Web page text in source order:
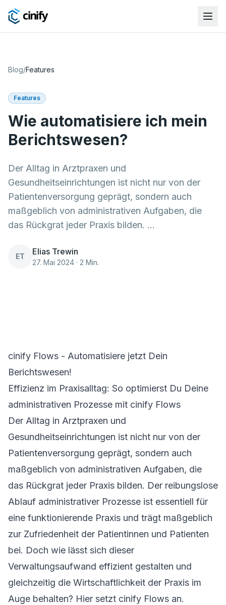
Blog/Features
Features
Wie automatisiere ich mein
Berichtswesen?
Der Alltag in Arztpraxen und
Gesundheitseinrichtungen ist nicht nur von der
Patientenversorgung geprägt, sondern auch
maßgeblich von administrativen Aufgaben, die
das Rückgrat jeder Praxis bilden. ...
ET Elias Trewin
27. Mai 2024 · 2 Min.
cinify Flows - Automatisiere jetzt Dein
Berichtswesen!
Effizienz im Praxisalltag: So optimierst Du Deine
administrativen Prozesse mit cinify Flows
Der Alltag in Arztpraxen und
Gesundheitseinrichtungen ist nicht nur von der
Patientenversorgung geprägt, sondern auch
maßgeblich von administrativen Aufgaben, die
das Rückgrat jeder Praxis bilden. Der reibungslose
Ablauf administrativer Prozesse ist essentiell für
eine funktionierende Praxis und trägt maßgeblich
zur Zufriedenheit der Patientinnen und Patienten
bei. Doch wie lässt sich dieser
Verwaltungsaufwand effizient gestalten und
gleichzeitig die Wirtschaftlichkeit der Praxis im
Auge behalten? Hier setzt cinify Flows an.